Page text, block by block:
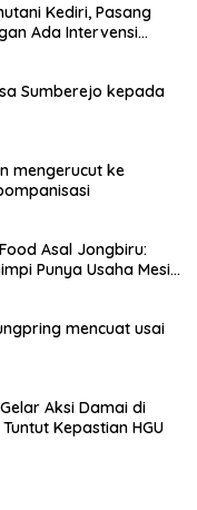
Kediri, Pasang
Ada Intervensi
Sumberejo kepada
mengerucut ke
Asal Jongbiru:
Punya Usaha Mesin
mencuat usai
Aksi Damai di
Kepastian HGU